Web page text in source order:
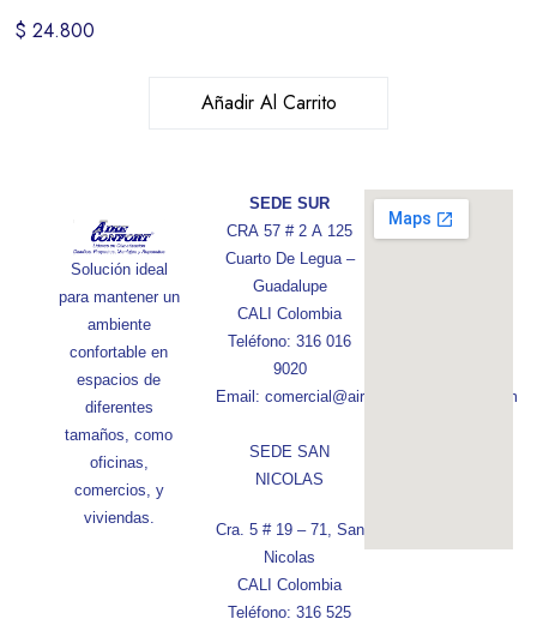
$ 24.800
Añadir Al Carrito
Solución ideal
para mantener un
ambiente
confortable en
espacios de
diferentes
tamaños, como
oficinas,
comercios, y
viviendas.
SEDE SUR
CRA 57 # 2 A 125
Cuarto De Legua –
Guadalupe
CALI Colombia
Teléfono: 316 016
9020
Email: comercial@aireconfortcolombia.com
SEDE SAN
NICOLAS
Cra. 5 # 19 – 71, San
Nicolas
CALI Colombia
Teléfono: 316 525